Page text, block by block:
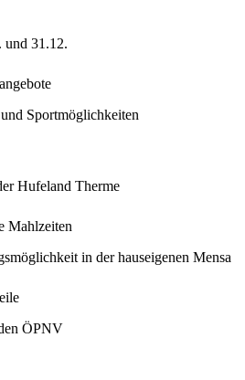
und 31.12.
Sportmöglichkeiten
Hufeland Therme
Mahlzeiten
in der hauseigenen Mensa
ÖPNV